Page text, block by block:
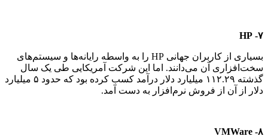
۷- HP
بسیاری از کاربران جهانی HP را به واسطه رایانه‌ها و سیستم‌های
سخت‌افزاری آن می‌دانند. اما این شرکت آمریکایی طی یک سال
گذشته ۱۱۲.۲۹ میلیارد دلار درآمد کسب کرده بود که حدود ۵ میلیارد
دلار از آن از فروش نرم‌افزار به دست آمد.
۸- VMWare